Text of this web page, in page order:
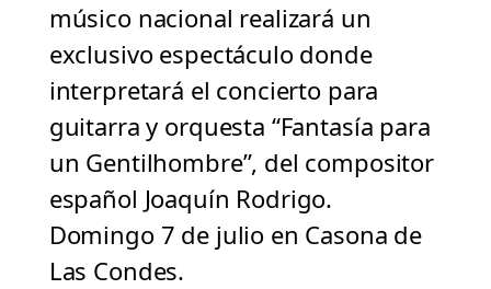
músico nacional realizará un
exclusivo espectáculo donde
interpretará el concierto para
guitarra y orquesta “Fantasía para
un Gentilhombre”, del compositor
español Joaquín Rodrigo.
Domingo 7 de julio en Casona de
Las Condes.